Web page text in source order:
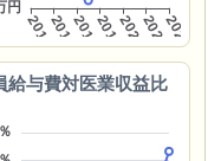
給与費対医業収益比